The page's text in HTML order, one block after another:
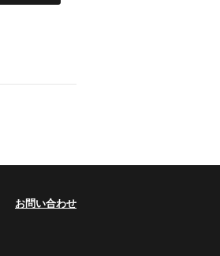
お問い合わせ